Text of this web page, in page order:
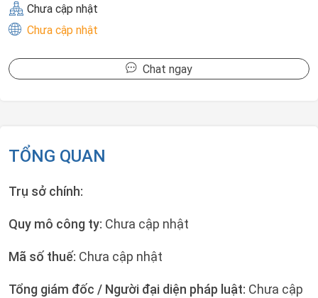
Chưa cập nhật
Chưa cập nhật
Chat ngay
TỔNG QUAN
Trụ sở chính:
Quy mô công ty: Chưa cập nhật
Mã số thuế: Chưa cập nhật
Tổng giám đốc / Người đại diện pháp luật: Chưa cập